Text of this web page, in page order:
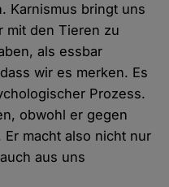
Karnismus bringt uns
mit den Tieren zu
als essbar
wir es merken. Es
Prozess.
obwohl er gegen
macht also nicht nur
aus uns